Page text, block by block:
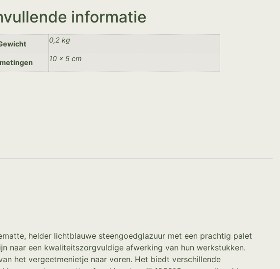
informatie
0,2 kg
10 × 5 cm
helder lichtblauwe steengoedglazuur met een prachtig palet
naar een kwaliteitszorgvuldige afwerking van hun werkstukken.
het vergeetmenietje naar voren. Het biedt verschillende